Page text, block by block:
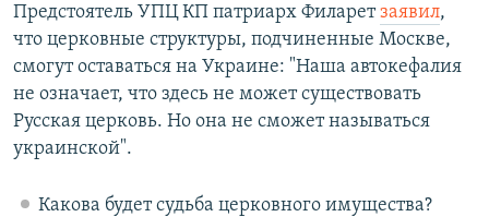
Предстоятель УПЦ КП патриарх Филаретзаявил,
что церковные структуры, подчиненные Москве,
смогут оставаться на Украине: "Наша автокефалия
не означает, что здесь не может существовать
Русская церковь. Но она не сможет называться
украинской".
Какова будет судьба церковного имущества?